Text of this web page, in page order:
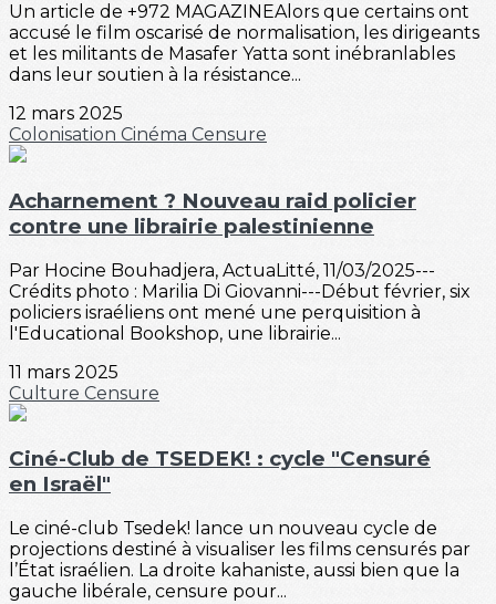
Un article de +972 MAGAZINEAlors que certains ont
accusé le film oscarisé de normalisation, les dirigeants
et les militants de Masafer Yatta sont inébranlables
dans leur soutien à la résistance...
12 mars 2025
Colonisation Cinéma Censure
Acharnement ? Nouveau raid policier
contre une librairie palestinienne
Par Hocine Bouhadjera, ActuaLitté, 11/03/2025---
Crédits photo : Marilia Di Giovanni---Début février, six
policiers israéliens ont mené une perquisition à
l'Educational Bookshop, une librairie...
11 mars 2025
Culture Censure
Ciné-Club de TSEDEK! : cycle "Censuré
en Israël"
Le ciné-club Tsedek! lance un nouveau cycle de
projections destiné à visualiser les films censurés par
l’État israélien. La droite kahaniste, aussi bien que la
gauche libérale, censure pour...